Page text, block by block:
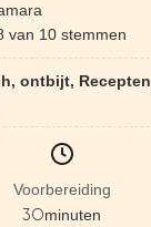
van 10 stemmen
ontbijt, Recepten
Voorbereiding
30minuten